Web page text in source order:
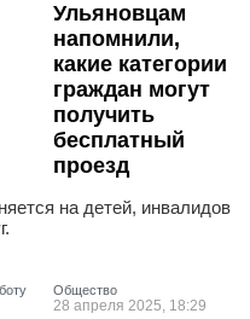
Ульяновцам
напомнили,
какие категории
граждан могут
получить
бесплатный
проезд
на детей, инвалидов
Общество
28 апреля 2025, 18:29